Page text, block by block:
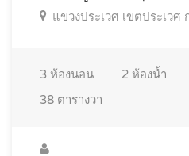
แขวงประเวศ เขตประเว
3 ห้องนอน 2 ห้องน้ำ
38 ตารางวา